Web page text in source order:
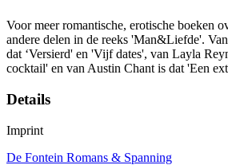
Voor meer romantische, erotische boeken
andere delen in de reeks 'Man&Liefde'.
dat ‘Versierd' en 'Vijf dates', van Layla
cocktail' en van Austin Chant is dat 'Een
Details
Imprint
De Fontein Romans & Spanning